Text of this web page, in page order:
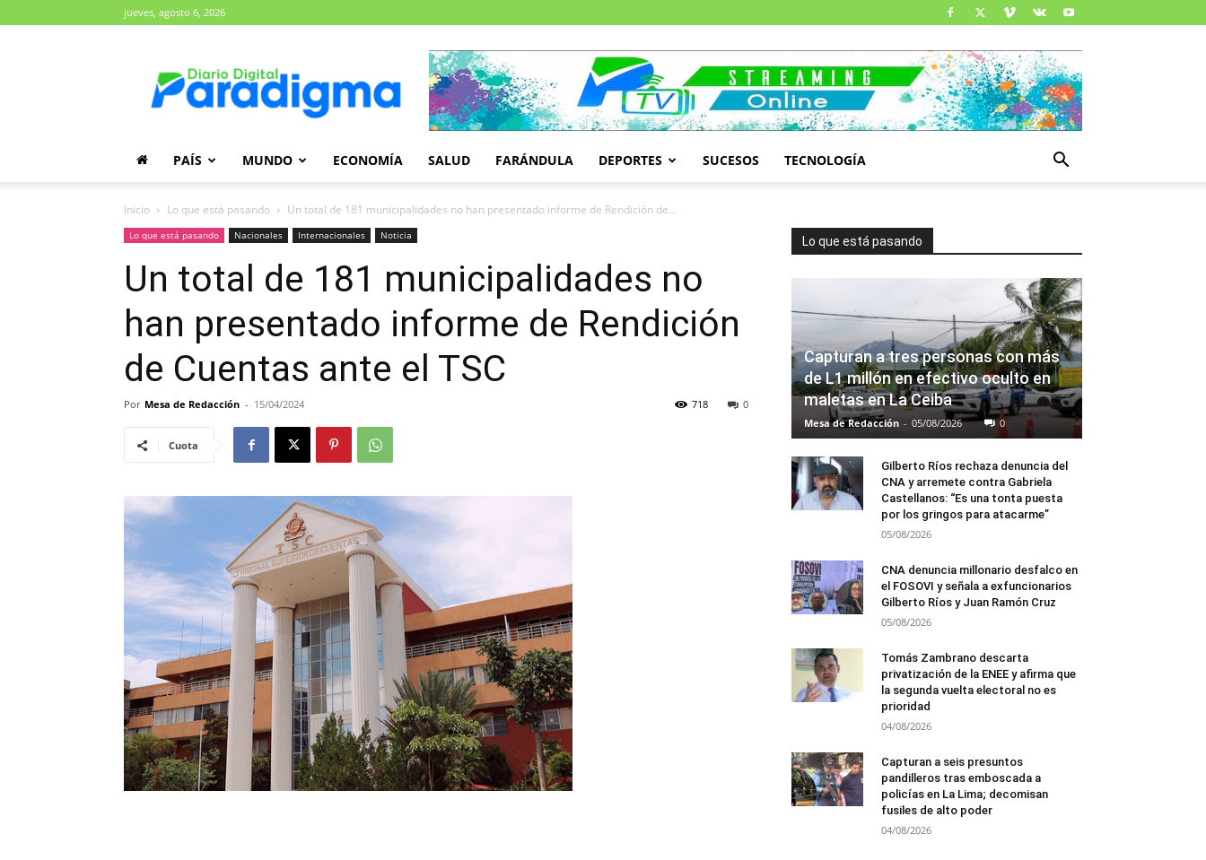
jueves, agosto 6, 2026
Paradigma
PAÍS MUNDO ECONOMÍA SALUD FARÁNDULA DEPORTES SUCESOS TECNOLOGÍA
Inicio Lo que está pasando Un total de 181 municipalidades no han presentado informe de Rendición de...
Lo que está pasando Nacionales Internacionales Noticia
Un total de 181 municipalidades no
han presentado informe de Rendición
de Cuentas ante el TSC
Por Mesa de Redacción - 15/04/2024 0
718
Cuota
Lo que está pasando
Capturan a tres personas con más
de L1 millón en efectivo oculto en
maletas en La Ceiba
Mesa de Redacción - 05/08/2026 0
Gilberto Ríos rechaza denuncia del
CNA y arremete contra Gabriela
Castellanos: “Es una tonta puesta
por los gringos para atacarme”
05/08/2026
CNA denuncia millonario desfalco en
el FOSOVI y señala a exfuncionarios
Gilberto Ríos y Juan Ramón Cruz
05/08/2026
Tomás Zambrano descarta
privatización de la ENEE y afirma que
la segunda vuelta electoral no es
prioridad
04/08/2026
Capturan a seis presuntos
pandilleros tras emboscada a
policías en La Lima; decomisan
fusiles de alto poder
04/08/2026